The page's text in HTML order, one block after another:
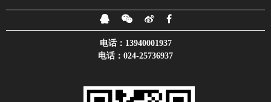
电话：13940001937
电话：024-25736937